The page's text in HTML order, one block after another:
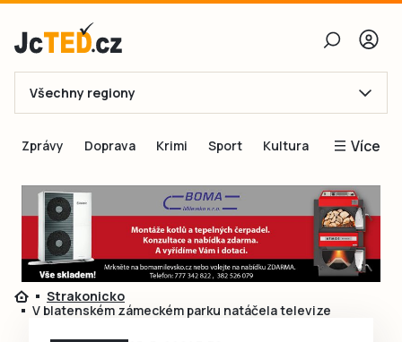
E-mail
Obnovit heslo
Přihlásit se
Přihlásit se přes Facebook
Ještě nemám účet, chci se
Všechny regiony
Zprávy Doprava Krimi Sport Kultura Více
Blogy
Inspirace
Čtenáři píší
Speciální přílohy
Strakonicko
V blatenském zámeckém parku natáčela televize